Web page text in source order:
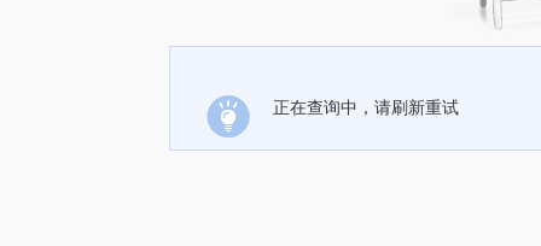
正在查询中，请刷新重试